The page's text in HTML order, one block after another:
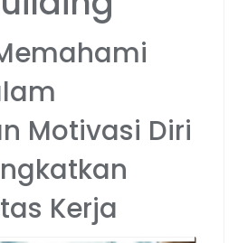
Motivasi Diri
Kerja